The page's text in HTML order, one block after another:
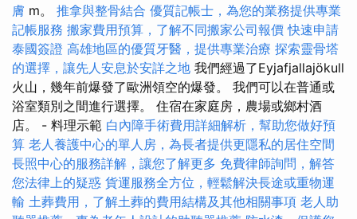
膚 m。 推拿與整骨結合 優質記帳士，為您的業務提供專業
記帳服務 搬家費用預算，了解不同搬家公司報價 快速申請
泰國簽證 高雄地區的優質牙醫，提供專業治療 探索靈骨塔
的選擇，讓先人安息於安詳之地 我們經過了Eyjafjallajökull
火山，幾年前爆發了歐洲領空的爆發。 我們可以在普通或
浴室類別之間進行選擇。 住宿在家庭房，農場或鄉村酒
店。 - 料理示範 白內障手術費用詳細解析，幫助您做好預
算 老人養護中心的單人房，為長者提供更隱私的居住空間
長照中心的服務詳解，讓您了解更多 免費律師詢問，解答
您法律上的疑惑 貨運服務全方位，輕鬆解決長途或重物運
輸 土葬費用，了解土葬的費用結構及其他相關事項 老人助